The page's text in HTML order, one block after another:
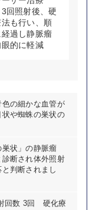
回照射後、硬
も行い、順
過し静脈瘤
眼的に軽減
の細かな血管が
や蜘蛛の巣状の
巣状」の静脈瘤
診断され体外照射
判断されまし
回数 3回 硬化療